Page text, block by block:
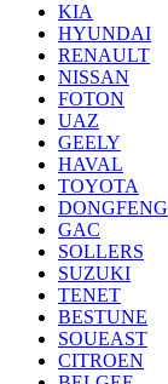
KIA
HYUNDAI
RENAULT
NISSAN
FOTON
UAZ
GEELY
HAVAL
TOYOTA
DONGFENG
GAC
SOLLERS
SUZUKI
TENET
BESTUNE
SOUEAST
CITROEN